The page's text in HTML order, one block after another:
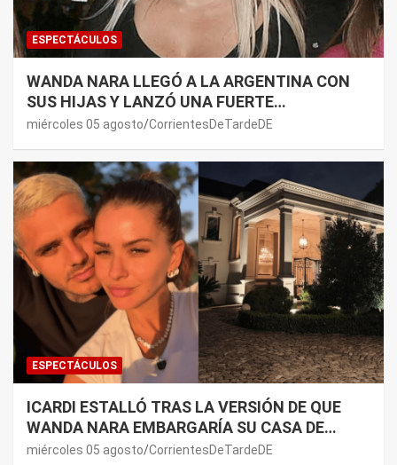
ESPECTÁCULOS
WANDA NARA LLEGÓ A LA ARGENTINA CON
SUS HIJAS Y LANZÓ UNA FUERTE
PREMONICIÓN SOBRE MAURO ICARDI
miércoles 05 agosto CorrientesDeTardeDE
ESPECTÁCULOS
ICARDI ESTALLÓ TRAS LA VERSIÓN DE QUE
WANDA NARA EMBARGARÍA SU CASA DE
NORDELTA: “NECESITAN RASCAR DE ALGÚN
miércoles 05 agosto CorrientesDeTardeDE